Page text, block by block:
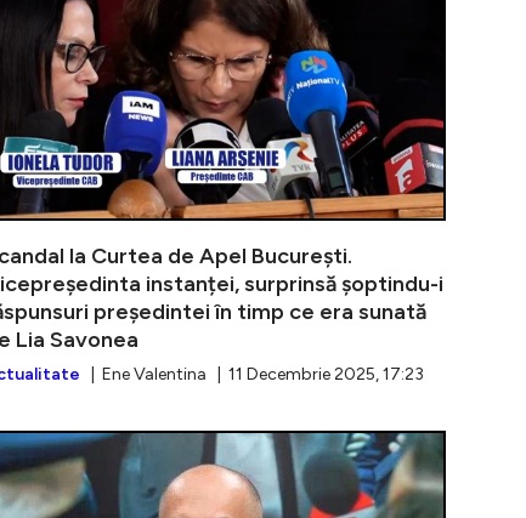
la Curtea de Apel București.
instanței, surprinsă șoptindu-i
președintei în timp ce era sunată
Lia Savonea
| Ene Valentina | 11 Decembrie 2025, 17:23
Sectorului 1 dispune începerea judecării dosarului
Călin